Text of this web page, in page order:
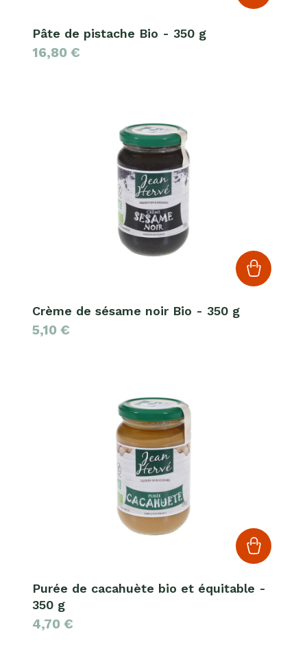
Pâte de pistache Bio - 350 g
16,80 €
Crème de sésame noir Bio - 350 g
5,10 €
Purée de cacahuète bio et équitable -
350 g
4,70 €